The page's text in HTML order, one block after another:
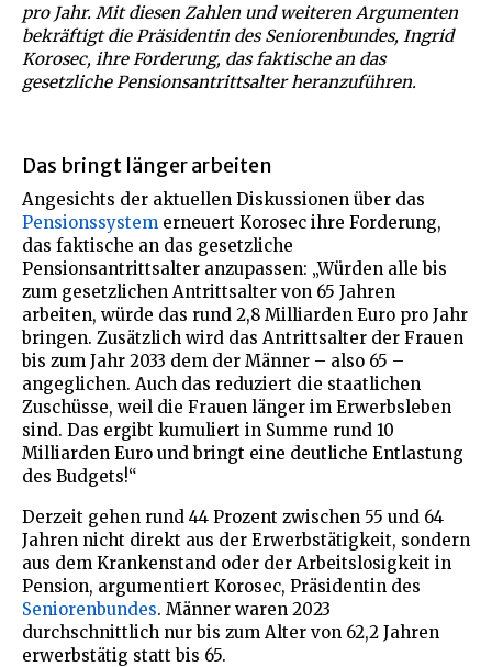
pro Jahr. Mit diesen Zahlen und weiteren Argumenten
bekräftigt die Präsidentin des Seniorenbundes, Ingrid
Korosec, ihre Forderung, das faktische an das
gesetzliche Pensionsantrittsalter heranzuführen.
Das bringt länger arbeiten
Angesichts der aktuellen Diskussionen über das
Pensionssystem erneuert Korosec ihre Forderung,
das faktische an das gesetzliche
Pensionsantrittsalter anzupassen: „Würden alle bis
zum gesetzlichen Antrittsalter von 65 Jahren
arbeiten, würde das rund 2,8 Milliarden Euro pro Jahr
bringen. Zusätzlich wird das Antrittsalter der Frauen
bis zum Jahr 2033 dem der Männer – also 65 –
angeglichen. Auch das reduziert die staatlichen
Zuschüsse, weil die Frauen länger im Erwerbsleben
sind. Das ergibt kumuliert in Summe rund 10
Milliarden Euro und bringt eine deutliche Entlastung
des Budgets!“
Derzeit gehen rund 44 Prozent zwischen 55 und 64
Jahren nicht direkt aus der Erwerbstätigkeit, sondern
aus dem Krankenstand oder der Arbeitslosigkeit in
Pension, argumentiert Korosec, Präsidentin des
Seniorenbundes. Männer waren 2023
durchschnittlich nur bis zum Alter von 62,2 Jahren
erwerbstätig statt bis 65.